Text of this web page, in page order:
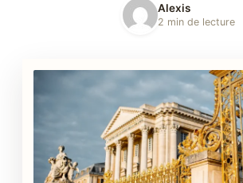
Alexis
2 min de lecture